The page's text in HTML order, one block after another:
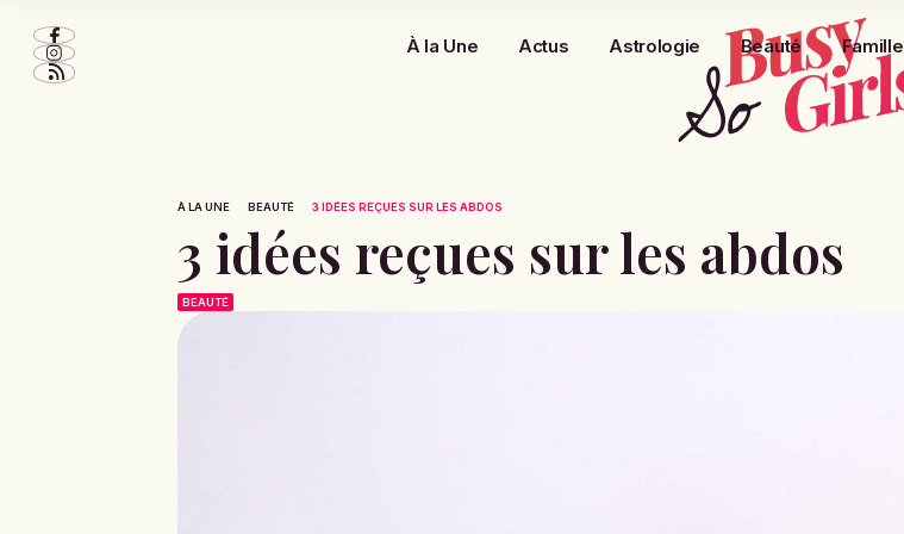
À la Une Actus Astrologie Beauté Famille
À LA UNE BEAUTÉ 3 IDÉES REÇUES SUR LES ABDOS
3 idées reçues sur les abdos
BEAUTÉ